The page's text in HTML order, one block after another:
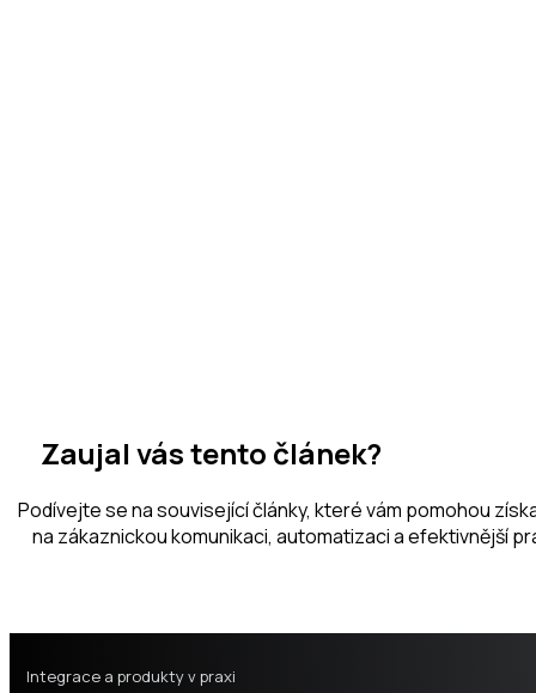
Zaujal vás tento článek?
Podívejte se na související články, které vám pomohou
na zákaznickou komunikaci, automatizaci a efektivnější
Integrace a produkty v praxi